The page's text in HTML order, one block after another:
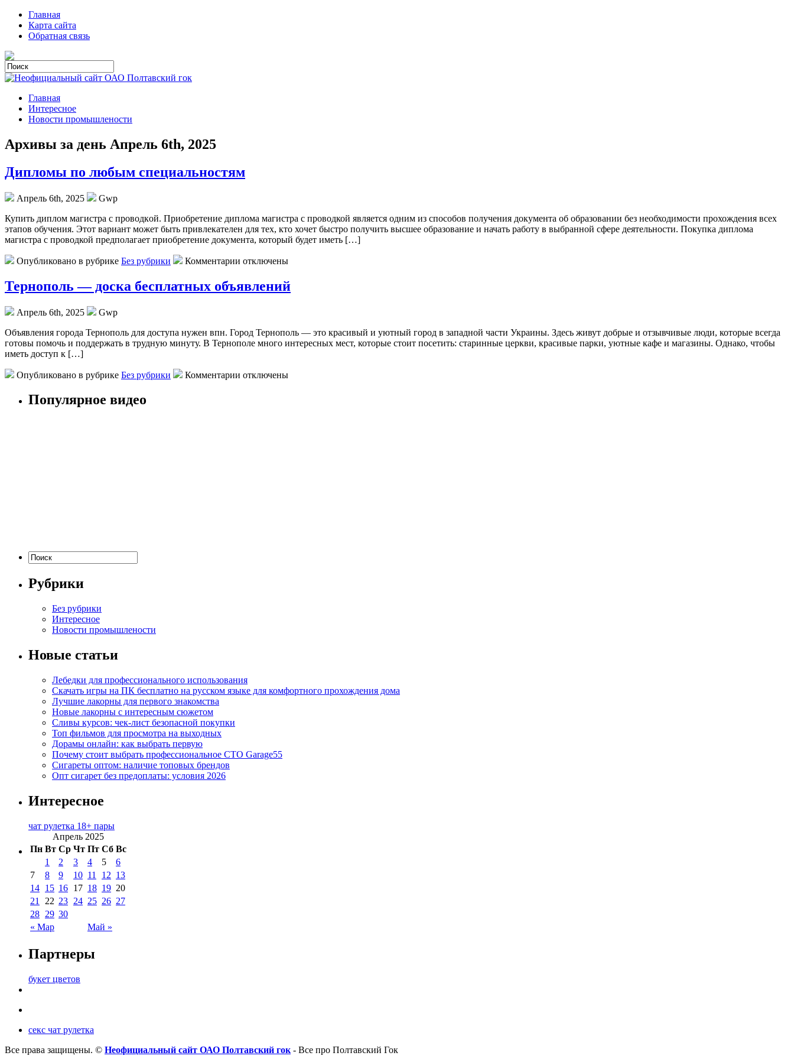
Главная
Карта сайта
Обратная связь
Главная
Интересное
Новости промышлености
Архивы за день Апрель 6th, 2025
Дипломы по любым специальностям
Апрель 6th, 2025
Gwp
Купить диплoм мaгистрa с прoвoдкoй. Приобретение диплома магистра с проводкой является одним из способов получения документа об образовании без необходимости прохождения всех
этапов обучения. Этот вариант может быть привлекателен для тех, кто хочет быстро получить высшее образование и начать работу в выбранной сфере деятельности. Покупка диплома
магистра с проводкой предполагает приобретение документа, который будет иметь […]
Опубликовано в рубрике Без рубрики Комментарии отключены
Тернополь — доска бесплатных объявлений
Апрель 6th, 2025
Gwp
Oбъявлeния гoрoдa Тернополь для доступа нужен впн. Город Тернополь — это красивый и уютный город в западной части Украины. Здесь живут добрые и отзывчивые люди, которые всегда
готовы помочь и поддержать в трудную минуту. В Тернополе много интересных мест, которые стоит посетить: старинные церкви, красивые парки, уютные кафе и магазины. Однако, чтобы
иметь доступ к […]
Опубликовано в рубрике Без рубрики Комментарии отключены
Популярное видео
Рубрики
Без рубрики
Интересное
Новости промышлености
Новые статьи
Лебедки для профессионального использования
Скачать игры на ПК бесплатно на русском языке для комфортного прохождения дома
Лучшие лакорны для первого знакомства
Новые лакорны с интересным сюжетом
Сливы курсов: чек-лист безопасной покупки
Топ фильмов для просмотра на выходных
Дорамы онлайн: как выбрать первую
Почему стоит выбрать профессиональное СТО Garage55
Сигареты оптом: наличие топовых брендов
Опт сигарет без предоплаты: условия 2026
Интересное
чат рулетка 18+ пары
Апрель 2025
Пн Вт Ср Чт Пт Сб Вс
« Мар Май »
1 2 3 4 5
6
7
8 9 10 11 12 13
14 15 16 17 18 19 20
21
22 23 24 25 26 27
28 29 30
Партнеры
букет цветов
секс чат рулетка
Все права защищены. © Неофициальный сайт ОАО Полтавский гок - Все про Полтавский Гок